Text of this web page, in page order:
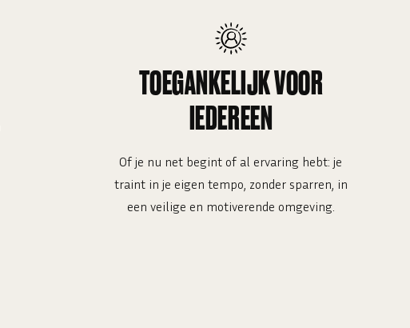
TOEGANKELIJK VOOR
IEDEREEN
Of je nu net begint of al ervaring hebt: je
traint in je eigen tempo, zonder sparren, in
een veilige en motiverende omgeving.